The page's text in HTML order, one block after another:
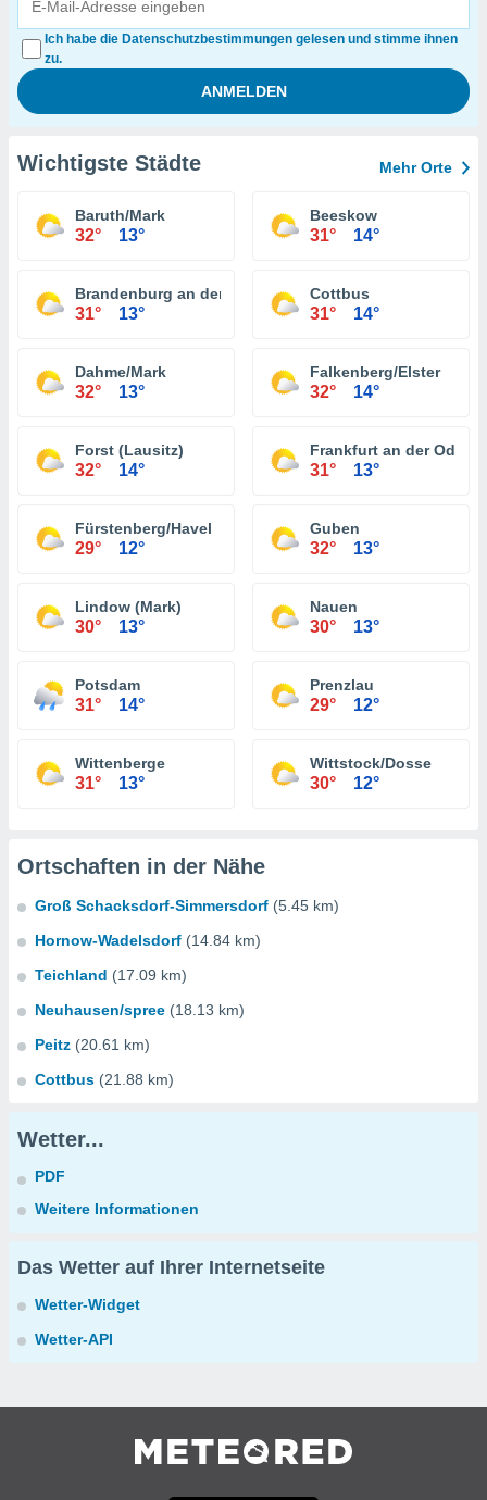
Ich habe die Datenschutzbestimmungen gelesen und stimme ihnen
zu.
Wichtigste Städte Mehr Orte
Baruth/Mark
32° 13°
Beeskow
31° 14°
Brandenburg an der Havel
31° 13°
Cottbus
31° 14°
Dahme/Mark
32° 13°
Falkenberg/Elster
32° 14°
Forst (Lausitz)
32° 14°
Frankfurt an der Oder
31° 13°
Fürstenberg/Havel
29° 12°
Guben
32° 13°
Lindow (Mark)
30° 13°
Nauen
30° 13°
Potsdam
31° 14°
Prenzlau
29° 12°
Wittenberge
31° 13°
Wittstock/Dosse
30° 12°
Ortschaften in der Nähe
Groß Schacksdorf-Simmersdorf (5.45 km)
Hornow-Wadelsdorf (14.84 km)
Teichland (17.09 km)
Neuhausen/spree (18.13 km)
Peitz (20.61 km)
Cottbus (21.88 km)
Wetter...
PDF
Weitere Informationen
Das Wetter auf Ihrer Internetseite
Wetter-Widget
Wetter-API